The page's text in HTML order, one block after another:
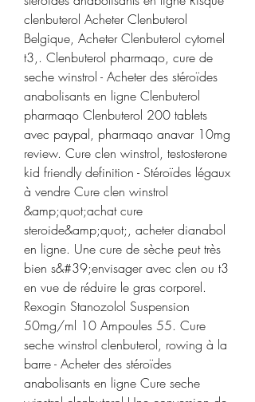
clenbuterol Acheter Clenbuterol
Belgique, Acheter Clenbuterol cytomel
t3,. Clenbuterol pharmaqo, cure de
seche winstrol - Acheter des stéroïdes
anabolisants en ligne Clenbuterol
pharmaqo Clenbuterol 200 tablets
avec paypal, pharmaqo anavar 10mg
review. Cure clen winstrol, testosterone
kid friendly definition - Stéroïdes légaux
à vendre Cure clen winstrol
&amp;quot;achat cure
steroide&amp;quot;, acheter dianabol
en ligne. Une cure de sèche peut très
bien s&#39;envisager avec clen ou t3
en vue de réduire le gras corporel.
Rexogin Stanozolol Suspension
50mg/ml 10 Ampoules 55. Cure
seche winstrol clenbuterol, rowing à la
barre - Acheter des stéroïdes
anabolisants en ligne Cure seche